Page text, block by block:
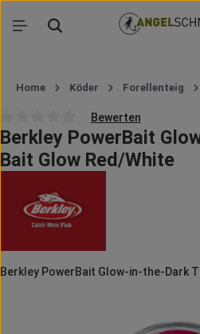
Zum Hauptinhalt springen
Home Köder Forellenteig
Durchschnittliche Bewertung von 0
Bewerten
Berkley PowerBait
Bait Glow Red/White
Berkley PowerBait Glow-in-the-Dark